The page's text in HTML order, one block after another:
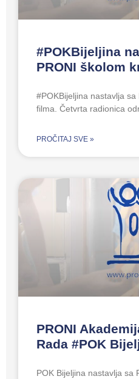
#POKBijeljina
PRONI školom
#POKBijeljina nastavlja
filma. Četvrta radionica
PROČITAJ SVE »
PRONI
Rada #POK
POK Bijeljina nastavlja sa